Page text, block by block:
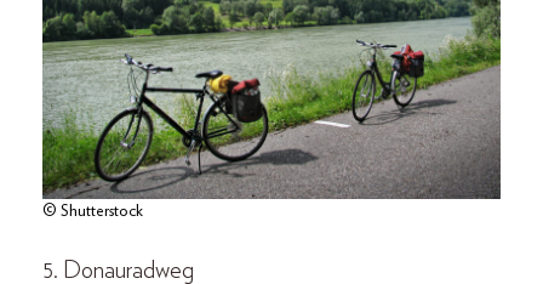
© Shutterstock
5. Donauradweg